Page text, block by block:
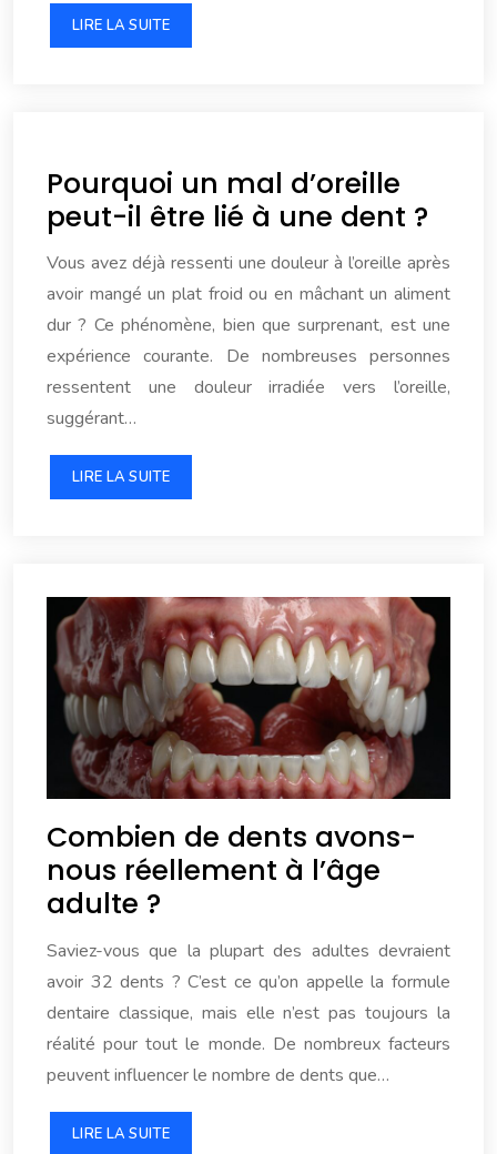
LIRE LA SUITE
Pourquoi un mal d’oreille
peut-il être lié à une dent ?
Vous avez déjà ressenti une douleur à l’oreille après
avoir mangé un plat froid ou en mâchant un aliment
dur ? Ce phénomène, bien que surprenant, est une
expérience courante. De nombreuses personnes
ressentent une douleur irradiée vers l’oreille,
suggérant…
LIRE LA SUITE
Combien de dents avons-
nous réellement à l’âge
adulte ?
Saviez-vous que la plupart des adultes devraient
avoir 32 dents ? C’est ce qu’on appelle la formule
dentaire classique, mais elle n’est pas toujours la
réalité pour tout le monde. De nombreux facteurs
peuvent influencer le nombre de dents que…
LIRE LA SUITE